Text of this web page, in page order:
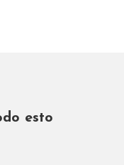
esto